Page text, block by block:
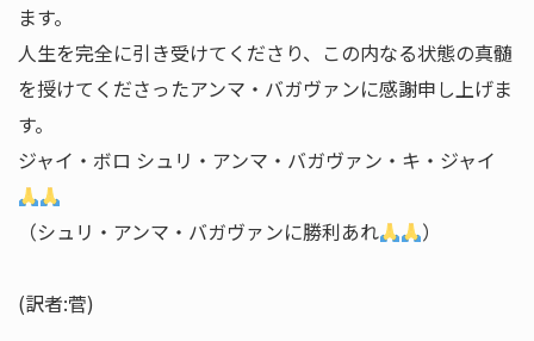
ます。
人生を完全に引き受けてくださり、この内なる状態の真髄
を授けてくださったアンマ・バガヴァンに感謝申し上げま
す。
ジャイ・ボロ シュリ・アンマ・バガヴァン・キ・ジャイ
（シュリ・アンマ・バガヴァンに勝利あれ ）
(訳者:菅)